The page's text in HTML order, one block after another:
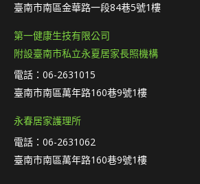
臺南市南區金華路一段84巷5號1樓
第一健康生技有限公司
附設臺南市私立永夏居家長照機構
電話：06-2631015
臺南市南區萬年路160巷9號1樓
永春居家護理所
電話：06-2631062
臺南市南區萬年路160巷9號1樓